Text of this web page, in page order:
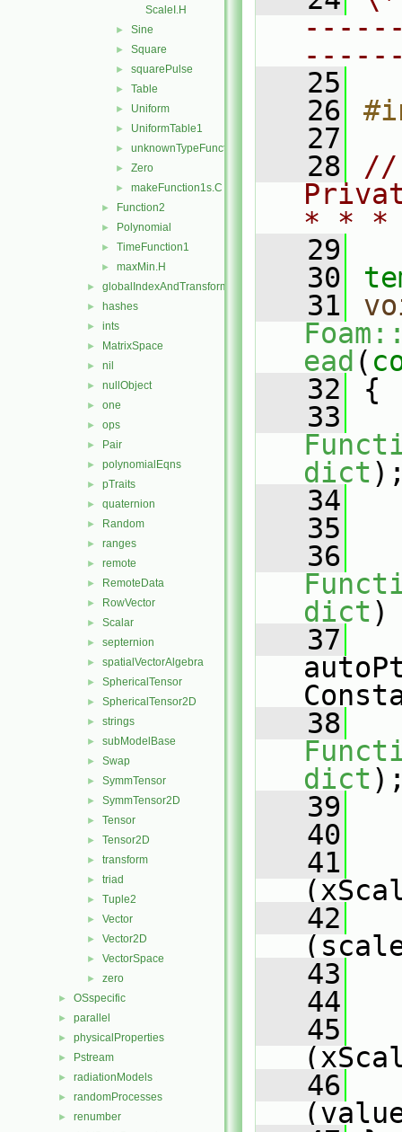
ScaleI.H
► Sine
► Square
► squarePulse
► Table
► Uniform
► UniformTable1
► unknownTypeFunction1
► Zero
► makeFunction1s.C
► Function2
► Polynomial
► TimeFunction1
► maxMin.H
► globalIndexAndTransform
► hashes
► ints
► MatrixSpace
► nil
► nullObject
► one
► ops
► Pair
► polynomialEqns
► pTraits
► quaternion
► Random
► ranges
► remote
► RemoteData
► RowVector
► Scalar
► septernion
► spatialVectorAlgebra
► SphericalTensor
► SphericalTensor2D
► strings
► subModelBase
► Swap
► SymmTensor
► SymmTensor2D
► Tensor
► Tensor2D
► transform
► triad
► Tuple2
► Vector
► Vector2D
► VectorSpace
► zero
► OSspecific
► parallel
► physicalProperties
► Pstream
► radiationModels
► randomProcesses
► renumber
   25
   26
   27
   28
//
* *
   29
   30
   31
ead (
   32
{
   33
dict
   34
   35
   36
dict )
   37
   38
dict
   39
   40
   41
   42
   43
   44
   45
   46